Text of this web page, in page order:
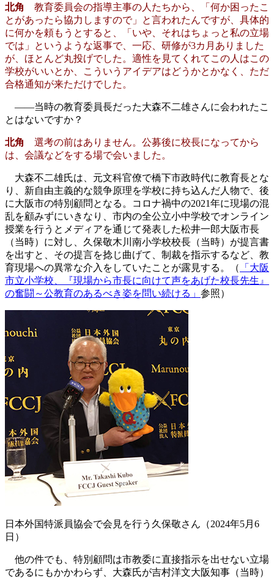
北角
教育委員会の指導主事の人たちから、「何か困ったこ
とがあったら協力しますので」と言われたんですが、具体的
に何かを頼もうとすると、「いや、それはちょっと私の立場
では」というような返事で、一応、研修が3カ月ありました
が、ほとんど丸投げでした。適性を見てくれてこの人はこの
学校がいいとか、こういうアイデアはどうかとかなく、ただ
合格通知が来ただけでした。
――当時の教育委員長だった大森不二雄さんに会われたこ
とはないですか？
北角
選考の前はありません。公募後に校長になってから
は、会議などをする場で会いました。
大森不二雄氏は、元文科官僚で橋下市政時代に教育長とな
り、新自由主義的な競争原理を学校に持ち込んだ人物で、後
に大阪市の特別顧問となる。コロナ禍中の2021年に現場の混
乱を顧みずにいきなり、市内の全公立小中学校でオンライン
授業を行うとメディアを通じて発表した松井一郎大阪市長
（当時）に対し、久保敬木川南小学校校長（当時）が提言書
を出すと、その提言を捻じ曲げて、制裁を指示するなど、教
育現場への異常な介入をしていたことが露見する。（
「大阪
市立小学校、『現場から市長に向けて声をあげた校長先生』
の奮闘～公教育のあるべき姿を問い続ける」 参照）
日本外国特派員協会で会見を行う久保敬さん（2024年5月6
日）
他の件でも、特別顧問は市教委に直接指示を出せない立場
であるにもかかわらず、大森氏が吉村洋文大阪知事（当時）